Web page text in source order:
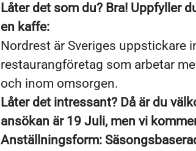
Låter det som du? Bra! Uppfyller
en kaffe:
Nordrest är Sveriges uppstickare
restaurangföretag som arbetar
och inom omsorgen.
Låter det intressant? Då är du
ansökan är 19 Juli, men vi
Anställningsform: